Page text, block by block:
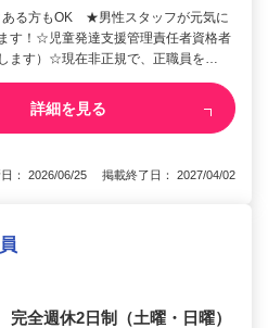
ある方もOK ★男性スタッフが元気に
す！☆児童発達支援管理責任者資格者
ます）☆現在非正規で、正職員を…
詳細を見る
： 2026/06/25 掲載終了日： 2027/04/02
全週休2日制（土曜・日曜）